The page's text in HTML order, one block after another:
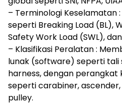
– Terminologi Keselamatan
seperti Breaking Load (BL),
Safety Work Load (SWL),
– Klasifikasi Peralatan :
lunak (software) seperti tali
harness, dengan
seperti carabiner,
pulley.